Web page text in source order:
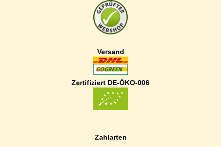
Versand
Zertifiziert DE-ÖKO-006
Zahlarten